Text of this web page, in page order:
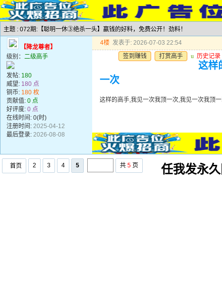
主题 : 072期:【聪明一休③绝杀一头】赢钱的好料，免费公开！劲料！
【降龙尊者】
级别： 二级高手
发帖: 180
威望: 180 点
铜币: 180 枚
贡献值: 0 点
好评度: 0 点
在线时间: 0(时)
注册时间: 2025-04-12
最后登录: 2026-08-08
4楼 发表于: 2026-07-03 22:54
签到赚钱
打赏高手 u 历史记录
这样
一次
这样的高手,我见一次我顶一次,我见一次我顶
首页 2 3 4 5 共 5 页 任我发永久